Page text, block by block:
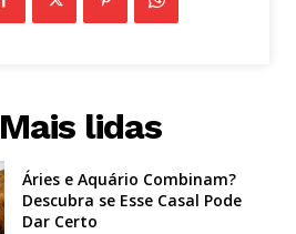
Mais lidas
Áries e Aquário Combinam?
Descubra se Esse Casal Pode
Dar Certo